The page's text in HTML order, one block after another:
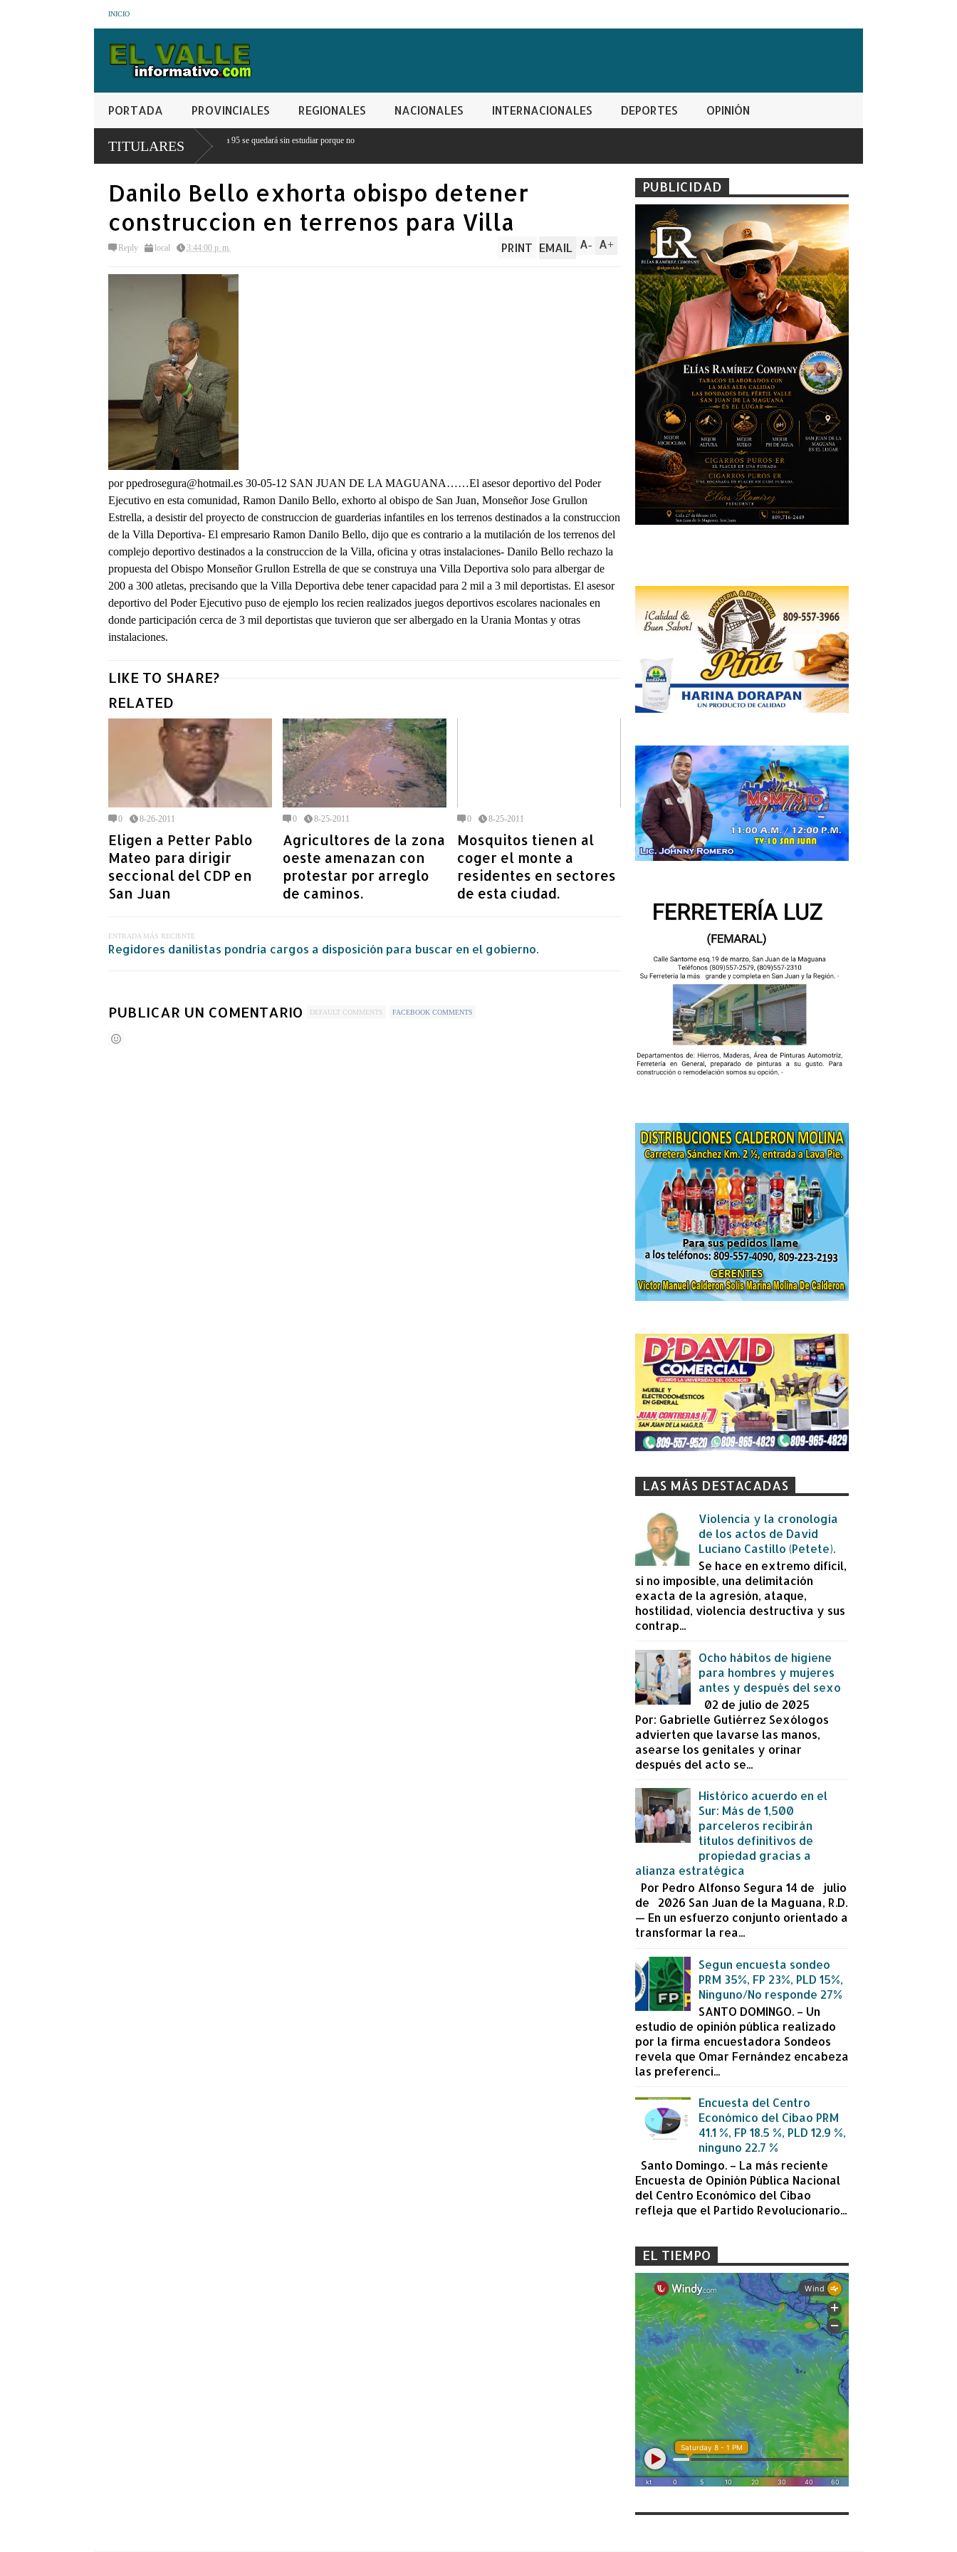
INICIO
PORTADA PROVINCIALES REGIONALES NACIONALES INTERNACIONALES DEPORTES OPINIÓN
TITULARES
estudiante con notas mayores a 95 se quedará sin estudiar porque no
Danilo Bello exhorta obispo detener
construccion en terrenos para Villa
Reply local 3:44:00 p. m. A+
A-
PRINT EMAIL
por ppedrosegura@hotmail.es 30-05-12 SAN JUAN DE LA MAGUANA……El asesor deportivo del Poder
Ejecutivo en esta comunidad, Ramon Danilo Bello, exhorto al obispo de San Juan, Monseñor Jose Grullon
Estrella, a desistir del proyecto de construccion de guarderias infantiles en los terrenos destinados a la construccion
de la Villa Deportiva- El empresario Ramon Danilo Bello, dijo que es contrario a la mutilación de los terrenos del
complejo deportivo destinados a la construccion de la Villa, oficina y otras instalaciones- Danilo Bello rechazo la
propuesta del Obispo Monseñor Grullon Estrella de que se construya una Villa Deportiva solo para albergar de
200 a 300 atletas, precisando que la Villa Deportiva debe tener capacidad para 2 mil a 3 mil deportistas. El asesor
deportivo del Poder Ejecutivo puso de ejemplo los recien realizados juegos deportivos escolares nacionales en
donde participación cerca de 3 mil deportistas que tuvieron que ser albergado en la Urania Montas y otras
instalaciones.
LIKE TO SHARE?
RELATED
0 8-26-2011
Eligen a Petter Pablo
Mateo para dirigir
seccional del CDP en
San Juan
0 8-25-2011
Agricultores de la zona
oeste amenazan con
protestar por arreglo
de caminos.
0 8-25-2011
Mosquitos tienen al
coger el monte a
residentes en sectores
de esta ciudad.
ENTRADA MÁS RECIENTE
Regidores danilistas pondría cargos a disposición para buscar en el gobierno.
PUBLICAR UN COMENTARIO DEFAULT COMMENTS FACEBOOK COMMENTS
PUBLICIDAD
LAS MÁS DESTACADAS
Violencia y la cronología
de los actos de David
Luciano Castillo (Petete).
Se hace en extremo difícil,
si no imposible, una delimitación
exacta de la agresión, ataque,
hostilidad, violencia destructiva y sus
contrap...
Ocho hábitos de higiene
para hombres y mujeres
antes y después del sexo
02 de julio de 2025
Por: Gabrielle Gutiérrez Sexólogos
advierten que lavarse las manos,
asearse los genitales y orinar
después del acto se...
Histórico acuerdo en el
Sur: Más de 1,500
parceleros recibirán
títulos definitivos de
propiedad gracias a
alianza estratégica
Por Pedro Alfonso Segura 14 de julio
de 2026 San Juan de la Maguana, R.D.
— En un esfuerzo conjunto orientado a
transformar la rea...
Segun encuesta sondeo
PRM 35%, FP 23%, PLD 15%,
Ninguno/No responde 27%
SANTO DOMINGO. – Un
estudio de opinión pública realizado
por la firma encuestadora Sondeos
revela que Omar Fernández encabeza
las preferenci...
Encuesta del Centro
Económico del Cibao PRM
41.1 %, FP 18.5 %, PLD 12.9 %,
ninguno 22.7 %
Santo Domingo. – La más reciente
Encuesta de Opinión Pública Nacional
del Centro Económico del Cibao
refleja que el Partido Revolucionario...
EL TIEMPO